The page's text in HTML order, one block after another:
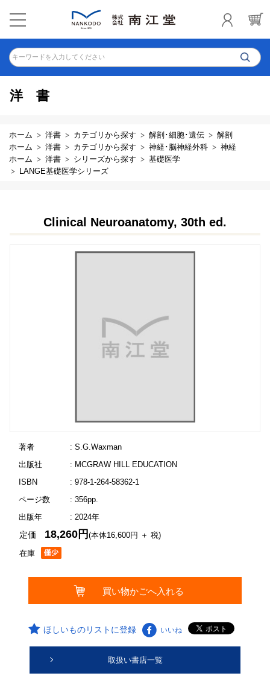
キーワードを入力してください
洋書
ホーム 洋書 カテゴリから探す 解剖･細胞･遺伝
解剖
ホーム
洋書 カテゴリから探す 神経･脳神経外科
神経
ホーム
洋書 シリーズから探す
基礎医学
LANGE基礎医学シリーズ
Clinical Neuroanatomy, 30th ed.
著者
: S.G.Waxman
出版社
: MCGRAW HILL EDUCATION
ISBN
: 978-1-264-58362-1
ページ数
: 356pp.
出版年
: 2024年
在庫
定価 18,260円(本体16,600円 ＋ 税)
ほしいものリストに登録 いいね
取扱い書店一覧